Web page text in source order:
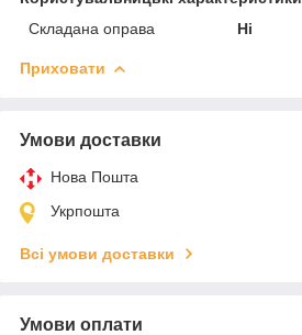
Складана оправа
Ні
Приховати
Умови доставки
Нова Пошта
Укрпошта
Всі умови доставки
Умови оплати